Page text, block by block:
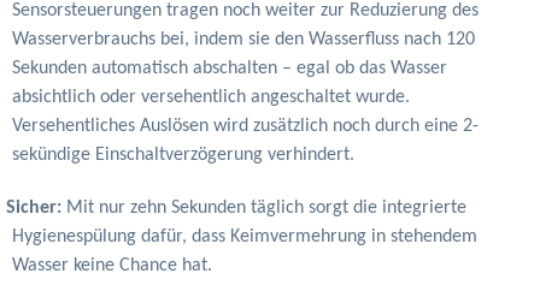
Sensorsteuerungen tragen noch weiter zur Reduzierung des
Wasserverbrauchs bei, indem sie den Wasserfluss nach 120
Sekunden automatisch abschalten – egal ob das Wasser
absichtlich oder versehentlich angeschaltet wurde.
Versehentliches Auslösen wird zusätzlich noch durch eine 2-
sekündige Einschaltverzögerung verhindert.
Sicher: Mit nur zehn Sekunden täglich sorgt die integrierte
Hygienespülung dafür, dass Keimvermehrung in stehendem
Wasser keine Chance hat.